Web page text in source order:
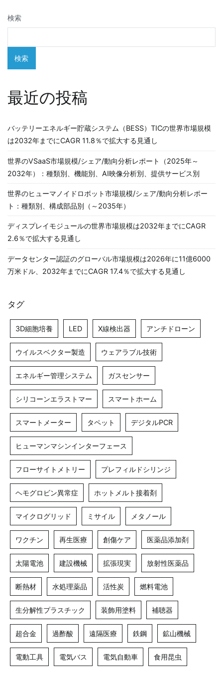
検索
検索
最近の投稿
バッテリーエネルギー貯蔵システム（BESS）TICの世界市場規模
は2032年までにCAGR 11.8％で拡大する見通し
世界のVSaaS市場規模/シェア/動向分析レポート（2025年～
2032年）：種類別、機能別、AI映像分析別、提供サービス別
世界のヒューマノイドロボット市場規模/シェア/動向分析レポー
ト：種類別、構成部品別（～2035年）
ディスプレイモジュールの世界市場規模は2032年までにCAGR
2.6％で拡大する見通し
データセンター認証のグローバル市場規模は2026年に11億6000
万米ドル、2032年までにCAGR 17.4％で拡大する見通し
タグ
3D細胞培養 LED X線検出器 アンチドローン
ウイルスベクター製造 ウェアラブル技術
エネルギー管理システム ガスセンサー
シリコーンエラストマー スマートホーム
スマートメーター タペット デジタルPCR
ヒューマンマシンインターフェース
フローサイトメトリー プレフィルドシリンジ
ヘモグロビン異常症 ホットメルト接着剤
マイクログリッド ミサイル メタノール
ワクチン 再生医療 創傷ケア 医薬品添加剤
太陽電池 建設機械 拡張現実 放射性医薬品
断熱材 水処理薬品 活性炭 燃料電池
生分解性プラスチック 装飾用塗料 補聴器
超合金 過酢酸 遠隔医療 鉄鋼 鉱山機械
電動工具 電気バス 電気自動車 食用昆虫